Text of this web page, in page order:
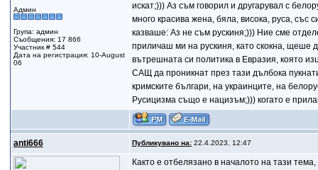
Админ
Група: админ
Съобщения: 17 866
Участник # 544
Дата на регистрация: 10-August
06
искат;))) Аз съм говорил и другарувал с
много красива жена, бяла, висока, руса, със
казваше: Аз не съм рускиня;))) Ние сме
приличаш ми на рускиня, като скокна, щеше
вътрешната си политика в Евразия, която
САЩ да проникнат през тази дълбока
кримските българи, на украинците, на
Русицизма също е нацизъм;))) когато е
anti666 Публикувано на:22.4.2023, 12:47
Както е отбелязано в началото на тази